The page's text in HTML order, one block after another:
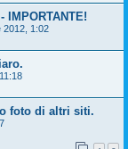
2012, 1:02
foto di altri siti.